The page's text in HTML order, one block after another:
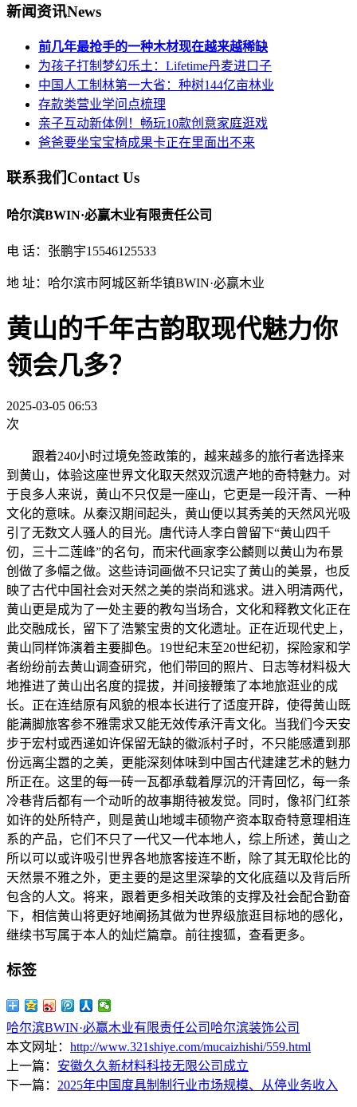
新闻资讯News
前几年最抢手的一种木材现在越来越稀缺
为孩子打制梦幻乐土：Lifetime丹麦进口子
中国人工制林第一大省：种树144亿亩林业
存款类营业学问点梳理
亲子互动新体例！畅玩10款创意家庭逛戏
爸爸要坐宝宝椅成果卡正在里面出不来
联系我们Contact Us
哈尔滨BWIN·必赢木业有限责任公司
电 话：张鹏宇15546125533
地 址：哈尔滨市阿城区新华镇BWIN·必赢木业
黄山的千年古韵取现代魅力你
领会几多？
2025-03-05 06:53
次
跟着240小时过境免签政策的，越来越多的旅行者选择来
到黄山，体验这座世界文化取天然双沉遗产地的奇特魅力。对
于良多人来说，黄山不只仅是一座山，它更是一段汗青、一种
文化的意味。从秦汉期间起头，黄山便以其秀美的天然风光吸
引了无数文人骚人的目光。唐代诗人李白曾留下“黄山四千
仞，三十二莲峰”的名句，而宋代画家李公麟则以黄山为布景
创做了多幅之做。这些诗词画做不只记实了黄山的美景，也反
映了古代中国社会对天然之美的崇尚和逃求。进入明清两代，
黄山更是成为了一处主要的教勾当场合，文化和释教文化正在
此交融成长，留下了浩繁宝贵的文化遗址。正在近现代史上，
黄山同样饰演着主要脚色。19世纪末至20世纪初，探险家和学
者纷纷前去黄山调查研究，他们带回的照片、日志等材料极大
地推进了黄山出名度的提拔，并间接鞭策了本地旅逛业的成
长。正在连结原有风貌的根本长进行了适度开辟，使得黄山既
能满脚旅客参不雅需求又能无效传承汗青文化。当我们今天安
步于宏村或西递如许保留无缺的徽派村子时，不只能感遭到那
份远离尘嚣的之美，更能深刻体味到中国古代建建艺术的魅力
所正在。这里的每一砖一瓦都承载着厚沉的汗青回忆，每一条
冷巷背后都有一个动听的故事期待被发觉。同时，像祁门红茶
如许的处所特产，则是黄山地域丰硕物产资本取奇特意理相连
系的产品，它们不只了一代又一代本地人，综上所述，黄山之
所以可以或许吸引世界各地旅客接连不断，除了其无取伦比的
天然景不雅之外，更主要的是这里深挚的文化底蕴以及背后所
包含的人文。将来，跟着更多相关政策的支撑及社会配合勤奋
下，相信黄山将更好地阐扬其做为世界级旅逛目标地的感化，
继续书写属于本人的灿烂篇章。前往搜狐，查看更多。
标签
哈尔滨BWIN·必赢木业有限责任公司 哈尔滨装饰公司
本文网址： http://www.321shiye.com/mucaizhishi/559.html
上一篇： 安徽久久新材料科技无限公司成立
下一篇： 2025年中国度具制制行业市场规模、从停业务收入